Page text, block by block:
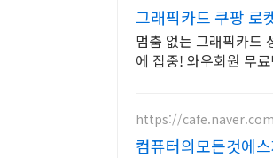
그래픽카드 쿠팡 로
멈춤 없는 그래픽카드
에 집중! 와우회원 무
https://
컴퓨터의모든것에